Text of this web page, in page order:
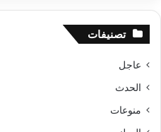
تصنيفات
عاجل
الحدث
منوعات